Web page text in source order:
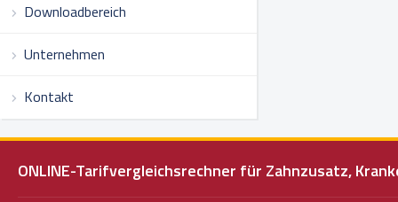
Downloadbereich
Unternehmen
Kontakt
ONLINE-Tarifvergleichsrechner für Zahnzusatz,